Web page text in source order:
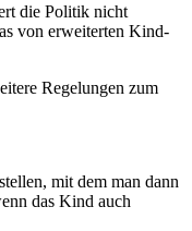
die Politik nicht
von erweiterten Kind-
Regelungen zum
mit dem man dann
das Kind auch